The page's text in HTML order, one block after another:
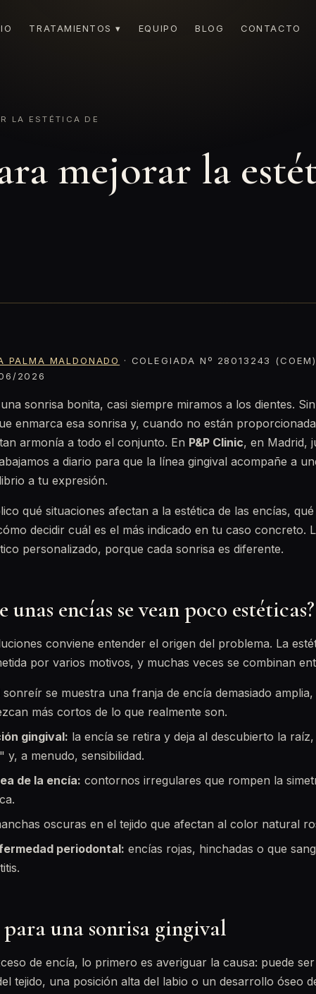
TRATAMIENTOS ▾ EQUIPO BLOG CONTACTO
LA ESTÉTICA DE
mejorar la
PALMA MALDONADO
· COLEGIADA Nº 28013243 (COEM)
2026
sonrisa bonita, casi siempre miramos a los dientes.
enmarca esa sonrisa y, cuando no están
armonía a todo el conjunto. En P&P Clinic, en Madrid,
a diario para que la línea gingival acompañe a
a tu expresión.
qué situaciones afectan a la estética de las encías,
decidir cuál es el más indicado en tu caso concreto.
personalizado, porque cada sonrisa es diferente.
unas encías se vean poco estéticas?
conviene entender el origen del problema. La
por varios motivos, y muchas veces se combinan
sonreír se muestra una franja de encía demasiado
más cortos de lo que realmente son.
gingival: la encía se retira y deja al descubierto la
y, a menudo, sensibilidad.
de la encía: contornos irregulares que rompen la
oscuras en el tejido que afectan al color natural
periodontal: encías rojas, hinchadas o que
una sonrisa gingival
de encía, lo primero es averiguar la causa: puede
tejido, una posición alta del labio o un desarrollo óseo